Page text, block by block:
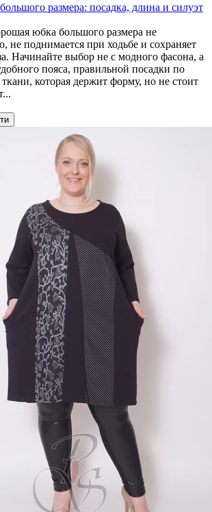
размера: посадка, длина и силуэт
юбка большого размера не
не поднимается при ходьбе и сохраняет
Начинайте выбор не с модного фасона, а
пояса, правильной посадки по
которая держит форму, но не стоит